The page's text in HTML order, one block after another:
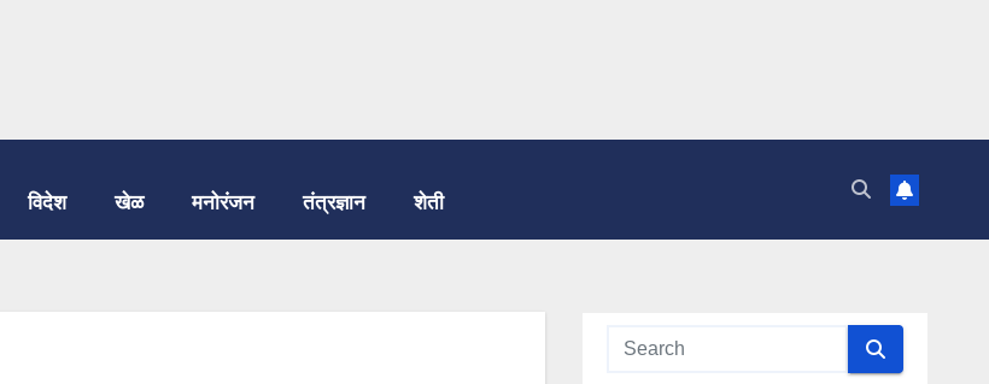
विदेश खेळ मनोरंजन तंत्रज्ञान शेती